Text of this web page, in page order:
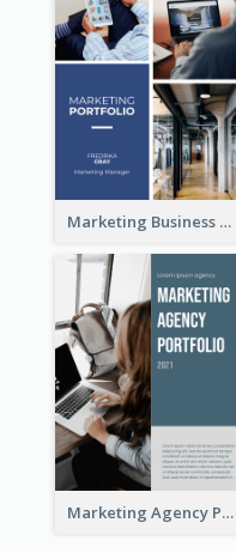
Marketing Business Portfolio
Marketing Agency Portfolio